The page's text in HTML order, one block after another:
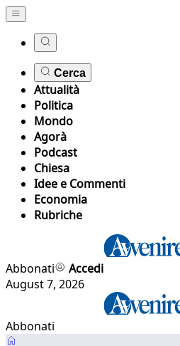
Cerca
Attualità
Politica
Mondo
Agorà
Podcast
Chiesa
Idee e Commenti
Economia
Rubriche
Abbonati
Accedi
August 7, 2026
Abbonati